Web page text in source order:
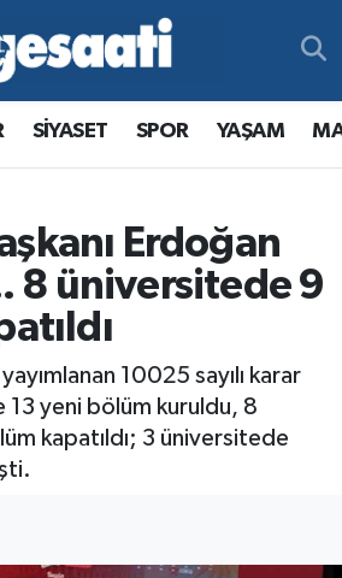
SİYASET SPOR YAŞAM
Erdoğan
8 üniversitede 9
10025 sayılı karar
13 yeni bölüm kuruldu, 8
kapatıldı; 3 üniversitede
Durumu ve Fikstür